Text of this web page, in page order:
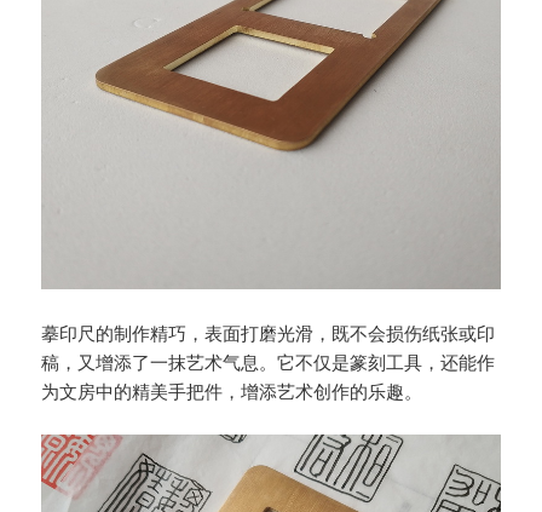
摹印尺的制作精巧，表面打磨光滑，既不会损伤纸张或印
稿，又增添了一抹艺术气息。它不仅是篆刻工具，还能作
为文房中的精美手把件，增添艺术创作的乐趣。